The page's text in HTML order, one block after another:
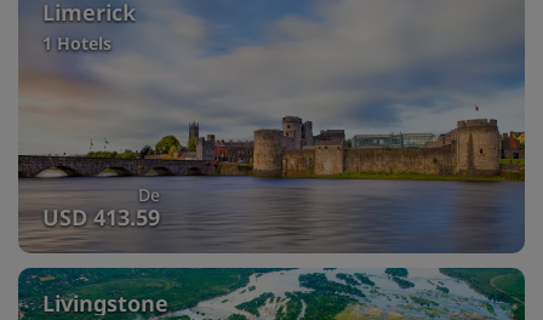
Limerick
1 Hotels
De
USD 413.59
Livingstone